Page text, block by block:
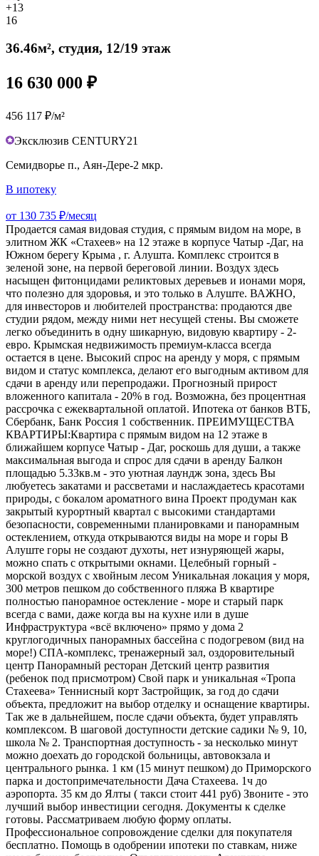
+13
16
36.46м², студия, 12/19 этаж
16 630 000 ₽
456 117 ₽/м²
Эксклюзив CENTURY21
Семидворье п., Аян-Дере-2 мкр.
В ипотеку
от 130 735 ₽/месяц
Продается самая видовая студия, с прямым видом на море, в
элитном ЖК «Стахеев» на 12 этаже в корпусе Чатыр -Даг, на
Южном берегу Крыма , г. Алушта. Комплекс строится в
зеленой зоне, на первой береговой линии. Воздух здесь
насыщен фитонцидами реликтовых деревьев и ионами моря,
что полезно для здоровья, и это только в Алуште. ВАЖНО,
для инвесторов и любителей пространства: продаются две
студии рядом, между ними нет несущей стены. Вы сможете
легко объединить в одну шикарную, видовую квартиру - 2-
евро. Крымская недвижимость премиум-класса всегда
остается в цене. Высокий спрос на аренду у моря, с прямым
видом и статус комплекса, делают его выгодным активом для
сдачи в аренду или перепродажи. Прогнозный прирост
вложенного капитала - 20% в год. Возможна, без процентная
рассрочка с ежеквартальной оплатой. Ипотека от банков ВТБ,
Сбербанк, Банк Россия 1 собственник. ПРЕИМУЩЕСТВА
КВАРТИРЫ:Квартира с прямым видом на 12 этаже в
ближайшем корпусе Чатыр - Даг, роскошь для души, а также
максимальная выгода и спрос для сдачи в аренду Балкон
площадью 5.33кв.м - это уютная лаундж зона, здесь Вы
любуетесь закатами и рассветами и наслаждаетесь красотами
природы, с бокалом ароматного вина Проект продуман как
закрытый курортный квартал с высокими стандартами
безопасности, современными планировками и панорамным
остеклением, откуда открываются виды на море и горы В
Алуште горы не создают духоты, нет изнуряющей жары,
можно спать с открытыми окнами. Целебный горный -
морской воздух с хвойным лесом Уникальная локация у моря,
300 метров пешком до собственного пляжа В квартире
полностью панорамное остекление - море и старый парк
всегда с вами, даже когда вы на кухне или в душе
Инфраструктура «всё включено» прямо у дома 2
круглогодичных панорамных бассейна с подогревом (вид на
море!) СПА-комплекс, тренажерный зал, оздоровительный
центр Панорамный ресторан Детский центр развития
(ребенок под присмотром) Свой парк и уникальная «Тропа
Стахеева» Теннисный корт Застройщик, за год до сдачи
объекта, предложит на выбор отделку и оснащение квартиры.
Так же в дальнейшем, после сдачи объекта, будет управлять
комплексом. В шаговой доступности детские садики № 9, 10,
школа № 2. Транспортная доступность - за несколько минут
можно доехать до городской больницы, автовокзала и
центрального рынка. 1 км (15 минут пешком) до Приморского
парка и достопримечательности Дача Стахеева. 1ч до
аэропорта. 35 км до Ялты ( такси стоит 441 руб) Звоните - это
лучший выбор инвестиции сегодня. Документы к сделке
готовы. Рассматриваем любую форму оплаты.
Профессиональное сопровождение сделки для покупателя
бесплатно. Помощь в одобрении ипотеки по ставкам, ниже